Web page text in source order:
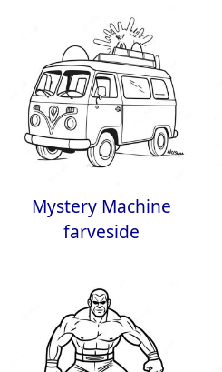
Mystery Machine
farveside